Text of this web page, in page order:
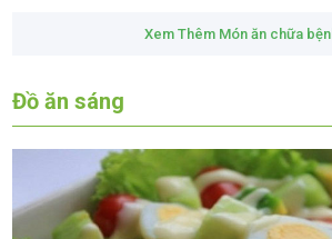
Xem Thêm Món ăn chữa
Đồ ăn sáng